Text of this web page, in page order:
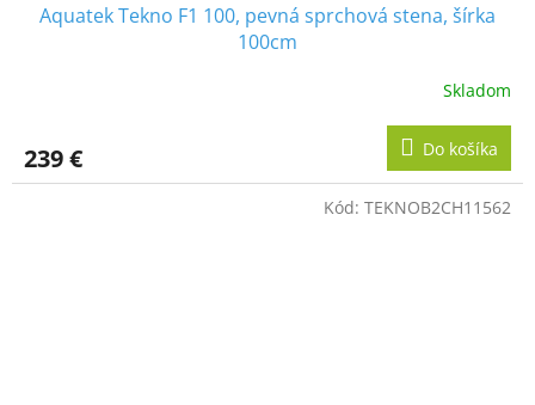
Aquatek Tekno F1 100, pevná sprchová stena, šírka
100cm
Skladom
239 € Do košíka
Kód: TEKNOB2CH11562